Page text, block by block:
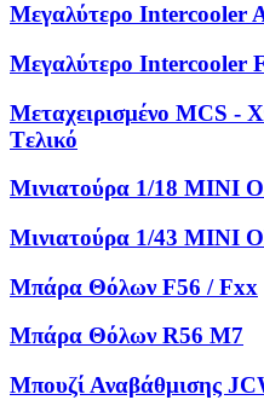
Μεγαλύτερο Intercooler
Μεγαλύτερο Intercooler
Μεταχειρισμένο MCS -
Tελικό
Μινιατούρα 1/18 MINI
Μινιατούρα 1/43 MINI
Μπάρα Θόλων F56 / Fxx
Μπάρα Θόλων R56 M7
Μπουζί Αναβάθμισης